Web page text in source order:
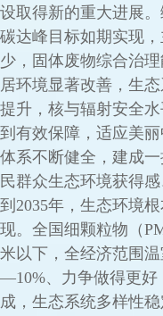
设取得新的重大进展
碳达峰目标如期实现
少，固体废物综合治
居环境显著改善，生
提升，核与辐射安全
到有效保障，适应美
体系不断健全，建成
民群众生态环境获得
到2035年，生态环境
现。全国细颗粒物（
米以下，全经济范围
—10%、力争做得更好
成，生态系统多样性